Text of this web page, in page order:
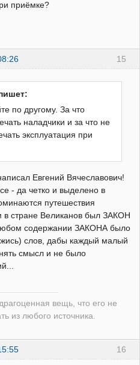
приёмке?
15
по другому. За что
наладчики и за что не
эксплуатация при
Евгений Вячеславович!
- да четко и выделено в
путешествия
в стране Великанов был ЗАКОН
содержании ЗАКОНА было
слов, дабы каждый малый
смысл и не было
вещь, что его не
из любого источника.
16